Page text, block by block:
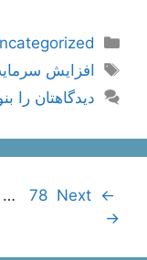
دسته‌ها
برچسب‌ها
افزایش
دیدگاهتان را
ناوبری
نوشته‌ها
←
…
Page78 Next
→